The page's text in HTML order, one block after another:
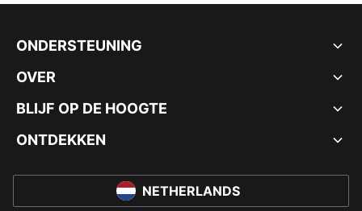
ONDERSTEUNING
OVER
BLIJF OP DE HOOGTE
ONTDEKKEN
NETHERLANDS